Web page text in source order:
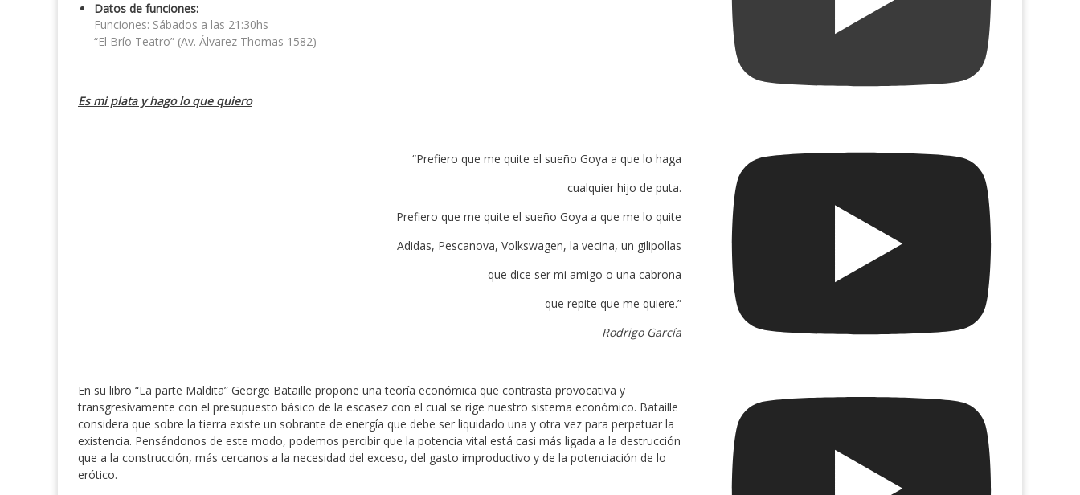
Datos de funciones:
Funciones: Sábados a las 21:30hs
“El Brío Teatro” (Av. Álvarez Thomas 1582)
Es mi plata y hago lo que quiero
“Prefiero que me quite el sueño Goya a que lo haga
cualquier hijo de puta.
Prefiero que me quite el sueño Goya a que me lo quite
Adidas, Pescanova, Volkswagen, la vecina, un gilipollas
que dice ser mi amigo o una cabrona
que repite que me quiere.”
Rodrigo García
En su libro “La parte Maldita” George Bataille propone una teoría económica que contrasta provocativa y
transgresivamente con el presupuesto básico de la escasez con el cual se rige nuestro sistema económico. Bataille
considera que sobre la tierra existe un sobrante de energía que debe ser liquidado una y otra vez para perpetuar la
existencia. Pensándonos de este modo, podemos percibir que la potencia vital está casi más ligada a la destrucción
que a la construcción, más cercanos a la necesidad del exceso, del gasto improductivo y de la potenciación de lo
erótico.